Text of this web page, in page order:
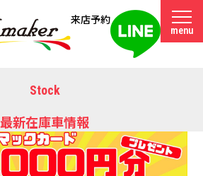
来店予約
menu
最新在庫車情報
Stock